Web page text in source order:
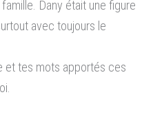
Dany était une figure
avec toujours le
et tes mots apportés ces